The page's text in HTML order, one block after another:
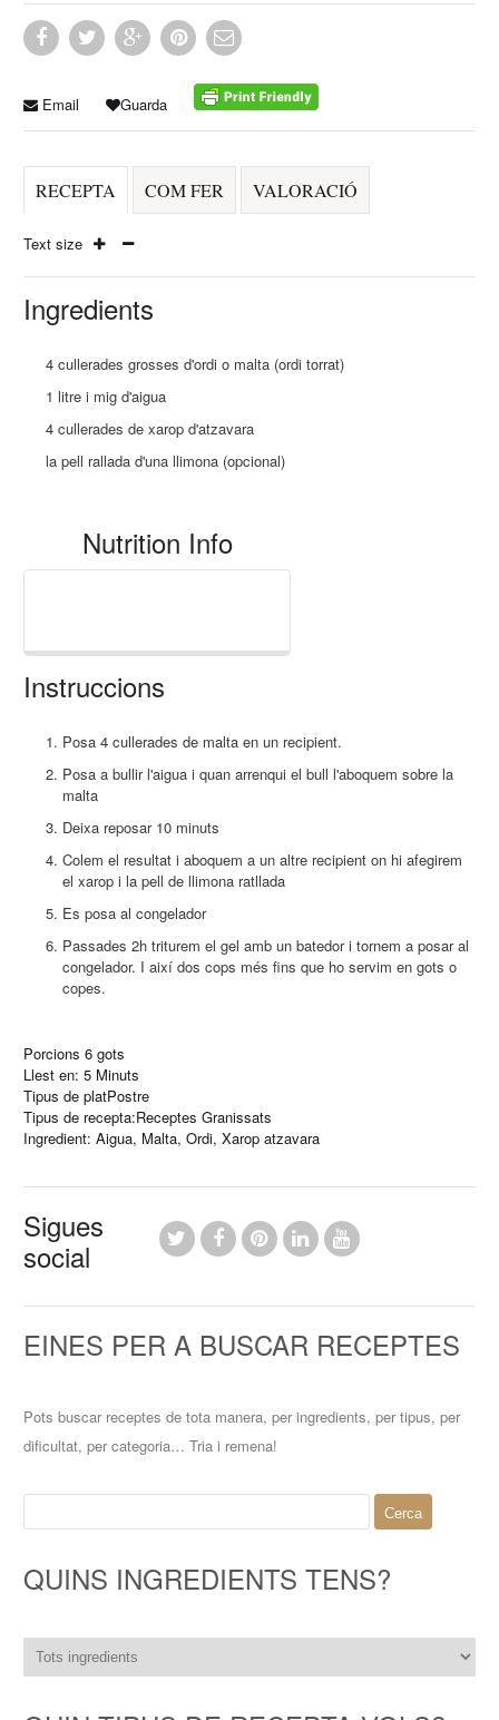
Email Guarda
RECEPTA COM FER VALORACIÓ
Text size
Ingredients
4 cullerades grosses d'ordi o malta (ordi torrat)
1 litre i mig d'aigua
4 cullerades de xarop d'atzavara
la pell rallada d'una llimona (opcional)
Nutrition Info
Instruccions
Posa 4 cullerades de malta en un recipient.
Posa a bullir l'aigua i quan arrenqui el bull l'aboquem sobre la
malta
Deixa reposar 10 minuts
Colem el resultat i aboquem a un altre recipient on hi afegirem
el xarop i la pell de llimona ratllada
Es posa al congelador
Passades 2h triturem el gel amb un batedor i tornem a posar al
congelador. I així dos cops més fins que ho servim en gots o
copes.
Porcions6 gots
Llest en:5 Minuts
Tipus de platPostre
Tipus de recepta:Receptes Granissats
Ingredient:Aigua, Malta,Ordi,Xarop atzavara
Sigues
social
EINES PER A BUSCAR RECEPTES
Pots buscar receptes de tota manera, per ingredients, per tipus, per
dificultat, per categoria… Tria i remena!
QUINS INGREDIENTS TENS?